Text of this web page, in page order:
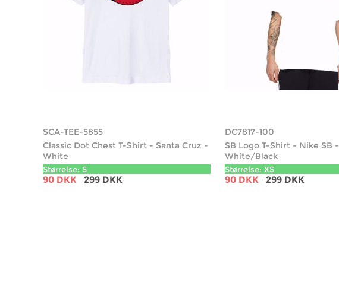
SCA-TEE-5855
Classic Dot Chest T-Shirt - Santa Cruz -
White
Størrelse: S
90 DKK 299 DKK
DC7817-100
SB Logo T-Shirt - Nike SB -
White/Black
Størrelse: XS
90 DKK 299 DKK